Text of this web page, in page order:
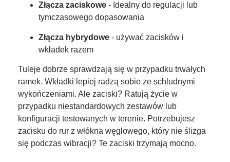
Złącza zaciskowe - Idealny do regulacji lub
tymczasowego dopasowania
Złącza hybrydowe - używać zacisków i
wkładek razem
Tuleje dobrze sprawdzają się w przypadku trwałych
ramek. Wkładki lepiej radzą sobie ze schludnymi
wykończeniami. Ale zaciski? Ratują życie w
przypadku niestandardowych zestawów lub
konfiguracji testowanych w terenie. Potrzebujesz
zacisku do rur z włókna węglowego, który nie ślizga
się podczas wibracji? Te zaciski trzymają mocno.